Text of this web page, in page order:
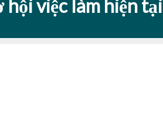
hội việc làm hiện tại